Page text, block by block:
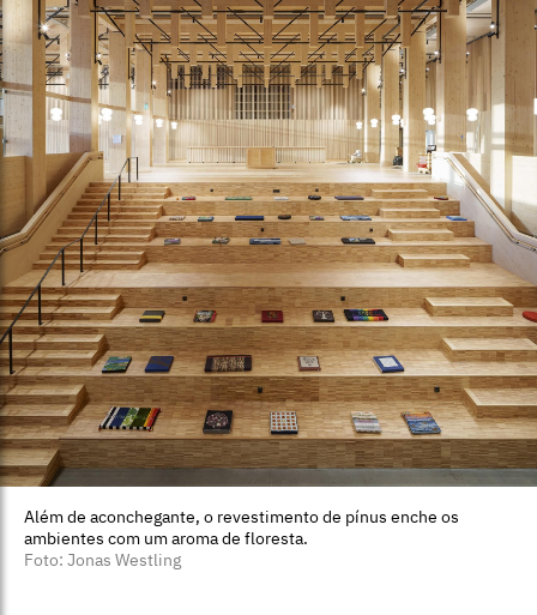
Além de aconchegante, o revestimento de pínus enche os
ambientes com um aroma de floresta.
Foto: Jonas Westling